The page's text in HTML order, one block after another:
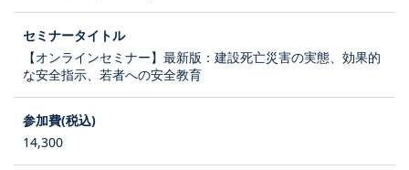
【オンラインセミナー】最新版：建設死亡災害の実態、効果的
な安全指示、若者への安全教育
14,300